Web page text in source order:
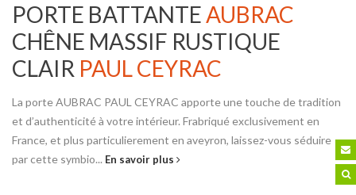
PORTE BATTANTEAUBRAC
CHÊNE MASSIF RUSTIQUE
CLAIR PAUL CEYRAC
La porte AUBRAC PAUL CEYRAC apporte une touche de tradition
et d’authenticité à votre intérieur. Frabriqué exclusivement en
France, et plus particulierement en aveyron, laissez-vous séduire
par cette symbio... En savoir plus
Quantité